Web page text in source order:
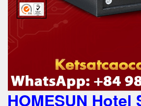
HOMESUN Hotel